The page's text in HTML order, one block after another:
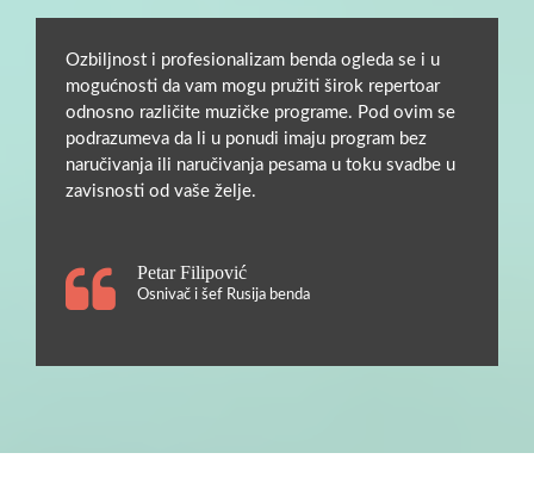
Ozbiljnost i profesionalizam benda ogleda se i u
mogućnosti da vam mogu pružiti širok repertoar
odnosno različite muzičke programe. Pod ovim se
podrazumeva da li u ponudi imaju program bez
naručivanja ili naručivanja pesama u toku svadbe u
zavisnosti od vaše želje.
Petar Filipović
Osnivač i šef Rusija benda